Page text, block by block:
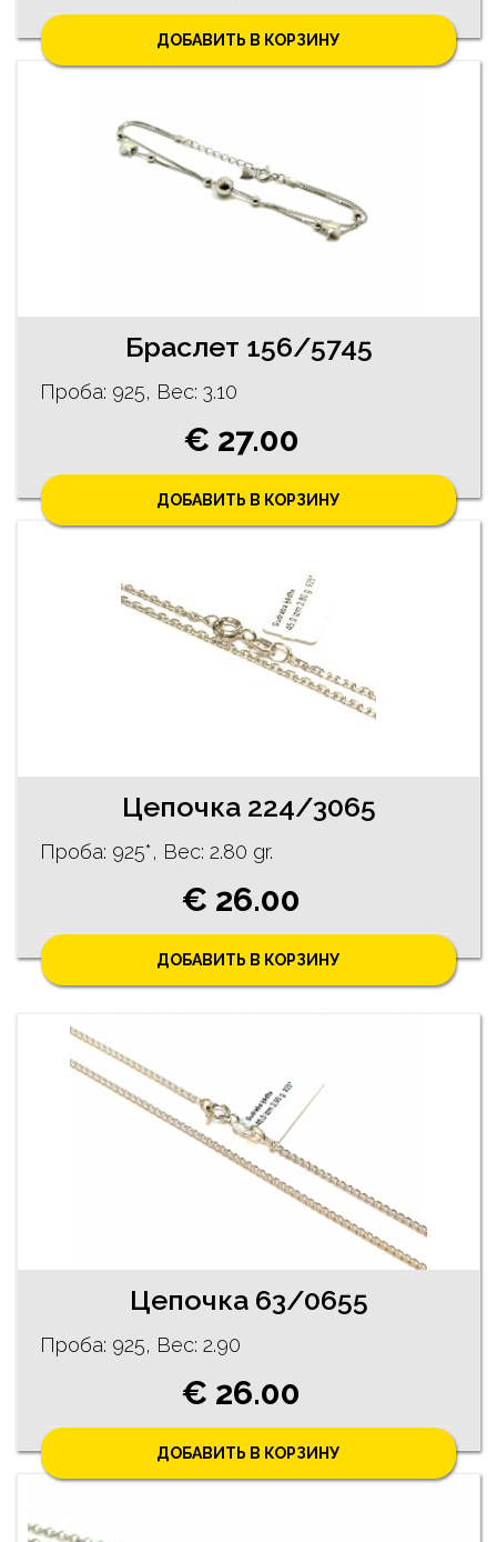
ДОБАВИТЬ В КОРЗИНУ
Браслет 156/5745
Проба: 925, Bес: 3.10
€ 27.00
ДОБАВИТЬ В КОРЗИНУ
Цепочка 224/3065
Проба: 925*, Bес: 2.80 gr.
€ 26.00
ДОБАВИТЬ В КОРЗИНУ
Цепочка 63/0655
Проба: 925, Bес: 2.90
€ 26.00
ДОБАВИТЬ В КОРЗИНУ